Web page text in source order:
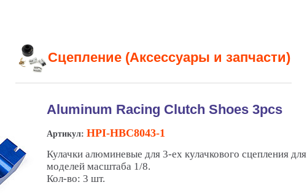
Сцепление (Аксессуары и запчасти)
Aluminum Racing Clutch Shoes 3pcs
Артикул: HPI-HBC8043-1
Кулачки алюминевые для 3-ех кулачкового сцепления для
моделей масштаба 1/8.
Кол-во: 3 шт.